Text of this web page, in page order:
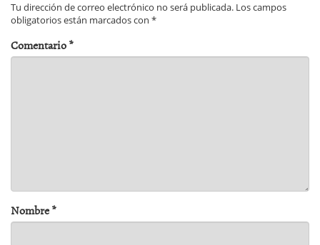
Tu dirección de correo electrónico no será publicada. Los campos
obligatorios están marcados con *
Comentario*
Nombre*